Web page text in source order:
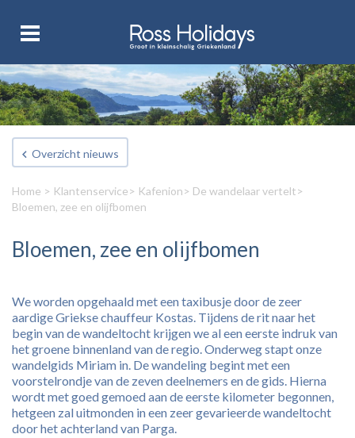
Overzicht nieuws
Home > Klantenservice> Kafenion> De wandelaar vertelt>
Bloemen, zee en olijfbomen
Bloemen, zee en olijfbomen
We worden opgehaald met een taxibusje door de zeer
aardige Griekse chauffeur Kostas. Tijdens de rit naar het
begin van de wandeltocht krijgen we al een eerste indruk van
het groene binnenland van de regio. Onderweg stapt onze
wandelgids Miriam in. De wandeling begint met een
voorstelrondje van de zeven deelnemers en de gids. Hierna
wordt met goed gemoed aan de eerste kilometer begonnen,
hetgeen zal uitmonden in een zeer gevarieerde wandeltocht
door het achterland van Parga.